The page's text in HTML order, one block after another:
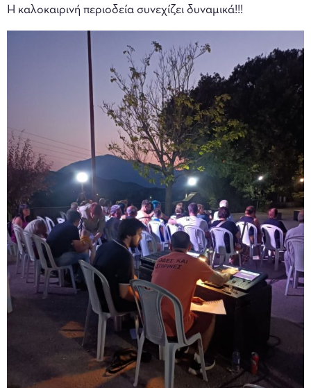
Η καλοκαιρινή περιοδεία συνεχίζει δυναμικά!!!